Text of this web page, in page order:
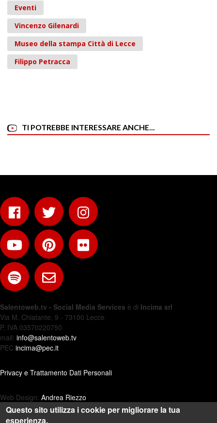
Eventi
Vincenzo Gilenardi
Museo della stampa Città di Lecce
Filippo Petracca
TI POTREBBE INTERESSARE ANCHE...
Salentoweb.tv - Social Media Services è di Incima srl
Via M. Chiatante, 9 - 73100 Lecce
P. IVA 03570220750
mail: info@salentoweb.tv
PEC incima@pec.it
Privacy e Trattamento Dati Personali
Web Design: Andrea Riezzo
Questo sito utilizza i cookie per migliorare la tua
esperienza.